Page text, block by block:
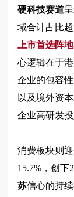
硬科技赛道
域合计占比
上市首选阵地
心逻辑在于
企业的包容性
以及境外资
企业高研发
消费板块则
15.7%，创下
苏信心的持